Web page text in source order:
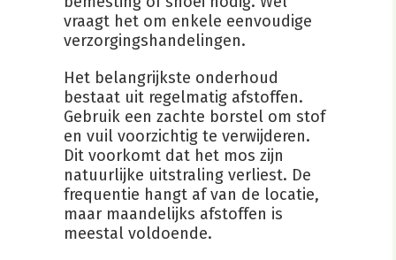
vraagt het om enkele eenvoudige
verzorgingshandelingen.
Het belangrijkste onderhoud
bestaat uit regelmatig afstoffen.
Gebruik een zachte borstel om stof
en vuil voorzichtig te verwijderen.
Dit voorkomt dat het mos zijn
natuurlijke uitstraling verliest. De
frequentie hangt af van de locatie,
maar maandelijks afstoffen is
meestal voldoende.